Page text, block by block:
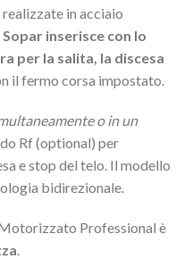
in acciaio
inserisce con lo
per la salita, la discesa
il fermo corsa impostato.
o in un
Rf (optional) per
e stop del telo. Il modello
bidirezionale.
Professional è